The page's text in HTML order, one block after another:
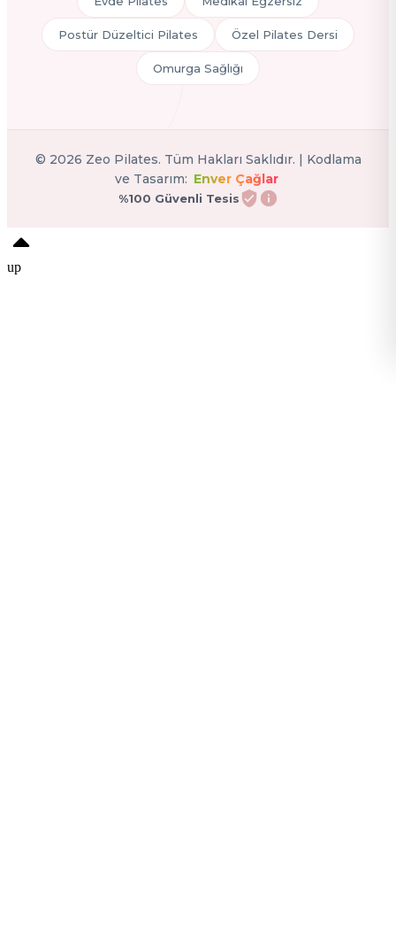
Postür Düzeltici Pilates Özel Pilates Dersi
Omurga Sağlığı
© 2026 Zeo Pilates. Tüm Hakları Saklıdır. | Kodlama
ve Tasarım: Enver Çağlar
%100 Güvenli Tesis
up